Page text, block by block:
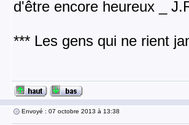
d'être encore heureux _
*** Les gens qui ne rient
Envoyé : 07 octobre 2013 à 13:38